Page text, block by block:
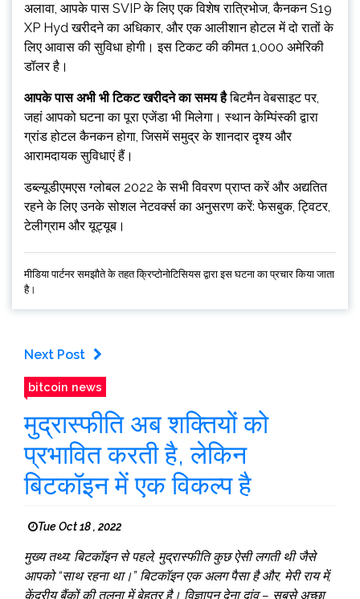
अलावा, आपके पास SVIP के लिए एक विशेष रात्रिभोज, कैनकन S19
XP Hyd खरीदने का अधिकार, और एक आलीशान होटल में दो रातों के
लिए आवास की सुविधा होगी। इस टिकट की कीमत 1,000 अमेरिकी
डॉलर है।
आपके पास अभी भी टिकट खरीदने का समय हैबिटमैन वेबसाइट पर,
जहां आपको घटना का पूरा एजेंडा भी मिलेगा। स्थान केम्पिंस्की द्वारा
ग्रांड होटल कैनकन होगा, जिसमें समुद्र के शानदार दृश्य और
आरामदायक सुविधाएं हैं।
डब्ल्यूडीएमएस ग्लोबल 2022 के सभी विवरण प्राप्त करें और अद्यतित
रहने के लिए उनके सोशल नेटवर्क्स का अनुसरण करें: फेसबुक, ट्विटर,
टेलीग्राम और यूट्यूब।
मीडिया पार्टनर समझौते के तहत क्रिप्टोनोटिसियस द्वारा इस घटना का प्रचार किया जाता
है।
Next Post
bitcoin news
मुद्रास्फीति अब शक्तियों को
प्रभावित करती है, लेकिन
बिटकॉइन में एक विकल्प है
Tue Oct 18 , 2022
मुख्य तथ्य: बिटकॉइन से पहले, मुद्रास्फीति कुछ ऐसी लगती थी जैसे
आपको “साथ रहना था।” बिटकॉइन एक अलग पैसा है और, मेरी राय में,
केंद्रीय बैंकों की तुलना में बेहतर है। विज्ञापन देना दांव – सबसे अच्छा